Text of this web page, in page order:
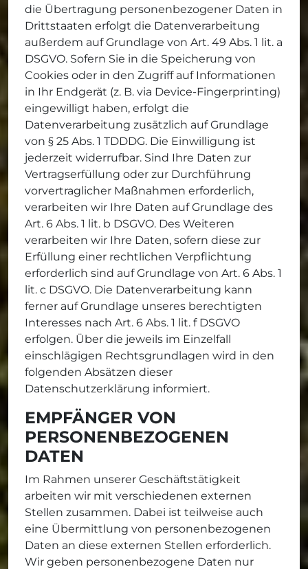
die Übertragung personenbezogener Daten in
Drittstaaten erfolgt die Datenverarbeitung
außerdem auf Grundlage von Art. 49 Abs. 1 lit. a
DSGVO. Sofern Sie in die Speicherung von
Cookies oder in den Zugriff auf Informationen
in Ihr Endgerät (z. B. via Device-Fingerprinting)
eingewilligt haben, erfolgt die
Datenverarbeitung zusätzlich auf Grundlage
von § 25 Abs. 1 TDDDG. Die Einwilligung ist
jederzeit widerrufbar. Sind Ihre Daten zur
Vertragserfüllung oder zur Durchführung
vorvertraglicher Maßnahmen erforderlich,
verarbeiten wir Ihre Daten auf Grundlage des
Art. 6 Abs. 1 lit. b DSGVO. Des Weiteren
verarbeiten wir Ihre Daten, sofern diese zur
Erfüllung einer rechtlichen Verpflichtung
erforderlich sind auf Grundlage von Art. 6 Abs. 1
lit. c DSGVO. Die Datenverarbeitung kann
ferner auf Grundlage unseres berechtigten
Interesses nach Art. 6 Abs. 1 lit. f DSGVO
erfolgen. Über die jeweils im Einzelfall
einschlägigen Rechtsgrundlagen wird in den
folgenden Absätzen dieser
Datenschutzerklärung informiert.
EMPFÄNGER VON
PERSONENBEZOGENEN
DATEN
Im Rahmen unserer Geschäftstätigkeit
arbeiten wir mit verschiedenen externen
Stellen zusammen. Dabei ist teilweise auch
eine Übermittlung von personenbezogenen
Daten an diese externen Stellen erforderlich.
Wir geben personenbezogene Daten nur